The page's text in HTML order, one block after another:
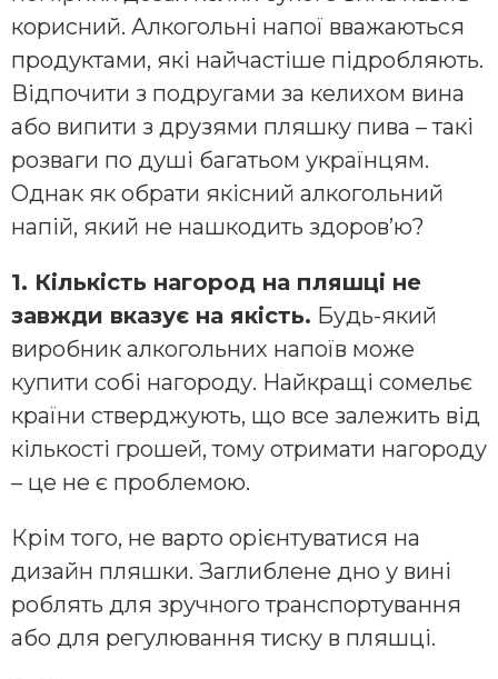
корисний. Алкогольні напої вважаються
продуктами, які найчастіше підробляють.
Відпочити з подругами за келихом вина
або випити з друзями пляшку пива – такі
розваги по душі багатьом українцям.
Однак як обрати якісний алкогольний
напій, який не нашкодить здоров’ю?
1. Кількість нагород на пляшці не
завжди вказує на якість. Будь-який
виробник алкогольних напоїв може
купити собі нагороду. Найкращі сомельє
країни стверджують, що все залежить від
кількості грошей, тому отримати нагороду
– це не є проблемою.
Крім того, не варто орієнтуватися на
дизайн пляшки. Заглиблене дно у вині
роблять для зручного транспортування
або для регулювання тиску в пляшці.